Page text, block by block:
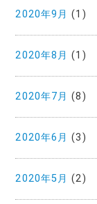
2020年9月 (1)
2020年8月 (1)
2020年7月 (8)
2020年6月 (3)
2020年5月 (2)